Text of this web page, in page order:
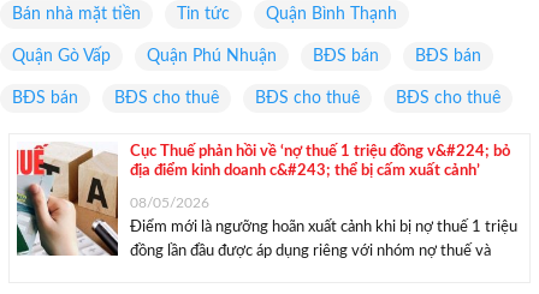
Bán nhà mặt tiền Tin tức Quận Bình Thạnh
Quận Gò Vấp Quận Phú Nhuận BĐS bán BĐS bán
BĐS bán BĐS cho thuê BĐS cho thuê BĐS cho thuê
Cục Thuế phản hồi về ‘nợ thuế 1 triệu đồng v&#224; bỏ
địa điểm kinh doanh c&#243; thể bị cấm xuất cảnh’
08/05/2026
Điểm mới là ngưỡng hoãn xuất cảnh khi bị nợ thuế 1 triệu
đồng lần đầu được áp dụng riêng với nhóm nợ thuế và